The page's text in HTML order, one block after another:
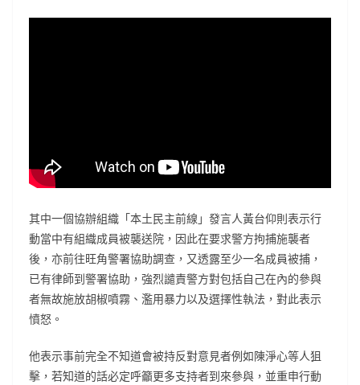
其中一個協辦組織「本土民主前線」發言人黃台仰則表示行
動當中有組織成員被襲送院，因此在要求警方拘捕施襲者
後，亦前往旺角警署協助調查，又透露至少一名成員被捕，
已有律師到警署協助，強烈譴責警方對包括自己在內的參與
者無故施放胡椒噴霧、濫用暴力以及選擇性執法，對此表示
憤怒。
他表示事前完全不知道會被持反對意見者例如陳淨心等人狙
擊，若知道的話必定呼籲更多支持者到來參與，並重申行動